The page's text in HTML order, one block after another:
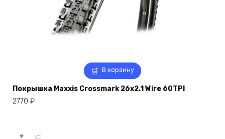
В корзину
Покрышка Maxxis Crossmark 26х2.1 Wire 60TPI
2770 ₽